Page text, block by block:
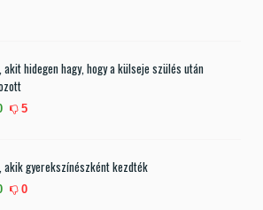
akit hidegen hagy, hogy a külseje szülés után
5
akik gyerekszínészként kezdték
0